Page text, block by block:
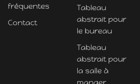
fréquentes
Contact
Tableau
abstrait pour
le bureau
Tableau
abstrait pour
la salle à